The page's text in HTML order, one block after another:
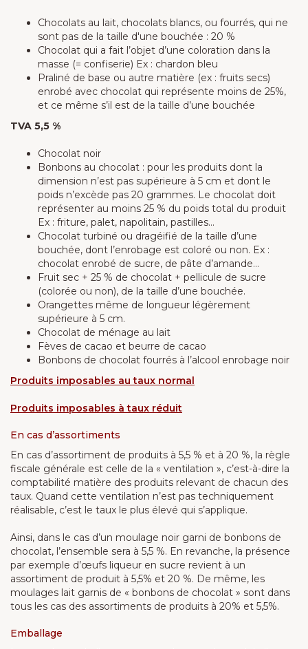
Chocolats au lait, chocolats blancs, ou fourrés, qui ne
sont pas de la taille d'une bouchée : 20 %
Chocolat qui a fait l’objet d’une coloration dans la
masse (= confiserie) Ex : chardon bleu
Praliné de base ou autre matière (ex : fruits secs)
enrobé avec chocolat qui représente moins de 25%,
et ce même s’il est de la taille d’une bouchée
TVA 5,5 %
Chocolat noir
Bonbons au chocolat : pour les produits dont la
dimension n’est pas supérieure à 5 cm et dont le
poids n’excède pas 20 grammes. Le chocolat doit
représenter au moins 25 % du poids total du produit
Ex : friture, palet, napolitain, pastilles…
Chocolat turbiné ou dragéifié de la taille d’une
bouchée, dont l’enrobage est coloré ou non. Ex :
chocolat enrobé de sucre, de pâte d’amande…
Fruit sec + 25 % de chocolat + pellicule de sucre
(colorée ou non), de la taille d’une bouchée.
Orangettes même de longueur légèrement
supérieure à 5 cm.
Chocolat de ménage au lait
Fèves de cacao et beurre de cacao
Bonbons de chocolat fourrés à l’alcool enrobage noir
Produits imposables au taux normal
Produits imposables à taux réduit
En cas d’assortiments
En cas d’assortiment de produits à 5,5 % et à 20 %, la règle
fiscale générale est celle de la « ventilation », c’est-à-dire la
comptabilité matière des produits relevant de chacun des
taux. Quand cette ventilation n’est pas techniquement
réalisable, c’est le taux le plus élevé qui s’applique.
Ainsi, dans le cas d’un moulage noir garni de bonbons de
chocolat, l’ensemble sera à 5,5 %. En revanche, la présence
par exemple d’œufs liqueur en sucre revient à un
assortiment de produit à 5,5% et 20 %. De même, les
moulages lait garnis de « bonbons de chocolat » sont dans
tous les cas des assortiments de produits à 20% et 5,5%.
Emballage